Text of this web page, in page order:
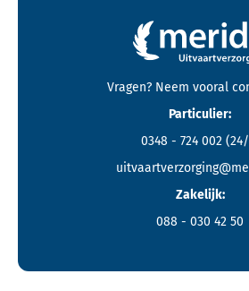
Contactgegevens en footer menu van
Vragen? Neem vooral
Particulier:
0348 - 724 002
Zakelijk:
088 - 030 42 50